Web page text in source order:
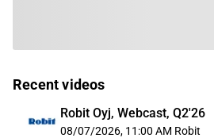
Recent videos
Robit Oyj, Webcast, Q2'26
08/07/2026, 11:00 AM Robit